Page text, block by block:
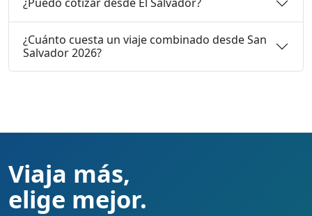
¿Cuánto cuesta un viaje combinado desde San
Salvador 2026?
Viaja más,
elige mejor.